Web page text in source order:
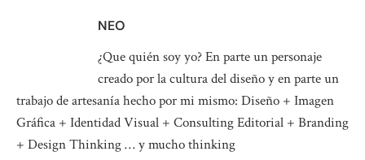
NEO
¿Que quién soy yo? En parte un personaje
creado por la cultura del diseño y en parte un
trabajo de artesanía hecho por mi mismo: Diseño + Imagen
Gráfica + Identidad Visual + Consulting Editorial + Branding
+ Design Thinking … y mucho thinking